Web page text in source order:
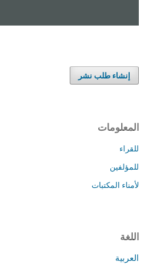
إنشاء طلب نشر
المعلومات
للقراء
للمؤلفين
لأمناء المكتبات
اللغة
العربية